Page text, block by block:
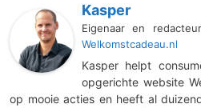
Kasper
Eigenaar en
Welkomstcadeau.nl
Kasper helpt
opgerichte website
op mooie acties en heeft al